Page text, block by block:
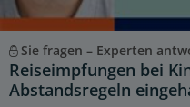
Sie fragen – Experten
Reiseimpfungen bei
Abstandsregeln